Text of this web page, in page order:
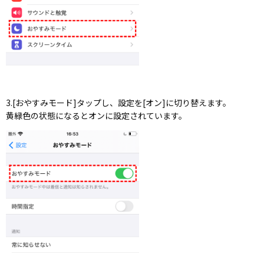
3.[おやすみモード]タップし、設定を[オン]に切り替えます。
黄緑色の状態になるとオンに設定されています。